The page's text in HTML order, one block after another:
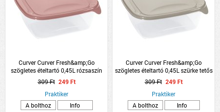
Curver Curver Fresh&amp;Go
szögletes ételtartó 0,45L rózsaszín
tetős műanyag
309 Ft 249 Ft
Praktiker
A bolthoz
Info
Curver Curver Fresh&amp;Go
szögletes ételtartó 0,45L szürke tetős
műanyag
309 Ft 249 Ft
Praktiker
A bolthoz
Info